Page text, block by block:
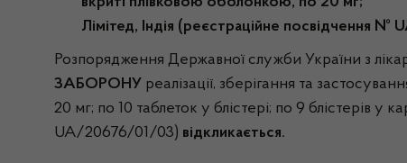
Лімітед, Індія (реєстраційне посвідчення
Розпорядження Державної служби України
ЗАБОРОНУ реалізації, зберігання та
20 мг; по 10 таблеток у блістері; по 9
UA/20676/01/03) відкликається.